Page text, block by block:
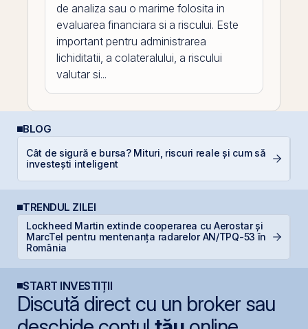
de analiza sau o marime folosita in
evaluarea financiara si a riscului. Este
important pentru administrarea
lichiditatii, a colateralului, a riscului
valutar si...
BLOG
Cât de sigură e bursa? Mituri, riscuri reale și cum să
investești inteligent
TRENDUL ZILEI
Lockheed Martin extinde cooperarea cu Aerostar și
MarcTel pentru mentenanța radarelor AN/TPQ-53 în
România
START INVESTIȚII
Discută direct cu un broker sau